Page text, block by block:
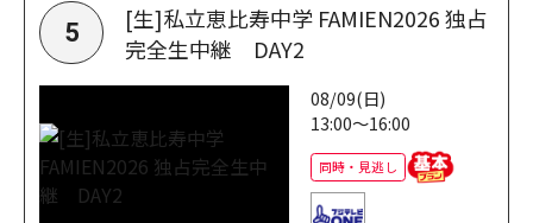
5
[生]私立恵比寿中学 FAMIEN2026 独占
完全生中継 DAY2
08/09(日)
13:00～16:00
同時・見逃し